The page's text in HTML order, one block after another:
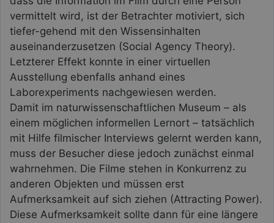
vermittelt wird, ist der Betrachter motiviert, sich
tiefer-gehend mit den Wissensinhalten
auseinanderzusetzen (Social Agency Theory).
Letzterer Effekt konnte in einer virtuellen
Ausstellung ebenfalls anhand eines
Laborexperiments nachgewiesen werden.
Damit im naturwissenschaftlichen Museum – als
einem möglichen informellen Lernort – tatsächlich
mit Hilfe filmischer Interviews gelernt werden kann,
muss der Besucher diese jedoch zunächst einmal
wahrnehmen. Die Filme stehen in Konkurrenz zu
anderen Objekten und müssen erst
Aufmerksamkeit auf sich ziehen (Attracting Power).
Diese Aufmerksamkeit sollte dann für eine längere